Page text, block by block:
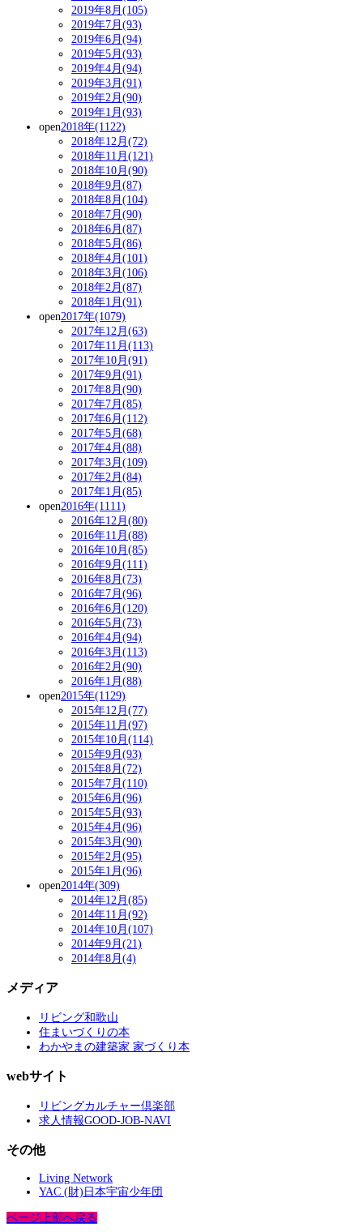
2019年8月(105)
2019年7月(93)
2019年6月(94)
2019年5月(93)
2019年4月(94)
2019年3月(91)
2019年2月(90)
2019年1月(93)
open2018年(1122)
2018年12月(72)
2018年11月(121)
2018年10月(90)
2018年9月(87)
2018年8月(104)
2018年7月(90)
2018年6月(87)
2018年5月(86)
2018年4月(101)
2018年3月(106)
2018年2月(87)
2018年1月(91)
open2017年(1079)
2017年12月(63)
2017年11月(113)
2017年10月(91)
2017年9月(91)
2017年8月(90)
2017年7月(85)
2017年6月(112)
2017年5月(68)
2017年4月(88)
2017年3月(109)
2017年2月(84)
2017年1月(85)
open2016年(1111)
2016年12月(80)
2016年11月(88)
2016年10月(85)
2016年9月(111)
2016年8月(73)
2016年7月(96)
2016年6月(120)
2016年5月(73)
2016年4月(94)
2016年3月(113)
2016年2月(90)
2016年1月(88)
open2015年(1129)
2015年12月(77)
2015年11月(97)
2015年10月(114)
2015年9月(93)
2015年8月(72)
2015年7月(110)
2015年6月(96)
2015年5月(93)
2015年4月(96)
2015年3月(90)
2015年2月(95)
2015年1月(96)
open2014年(309)
2014年12月(85)
2014年11月(92)
2014年10月(107)
2014年9月(21)
2014年8月(4)
メディア
リビング和歌山
住まいづくりの本
わかやまの建築家 家づくり本
webサイト
リビングカルチャー倶楽部
求人情報GOOD-JOB-NAVI
その他
Living Network
YAC (財)日本宇宙少年団
ページ上部へ戻る